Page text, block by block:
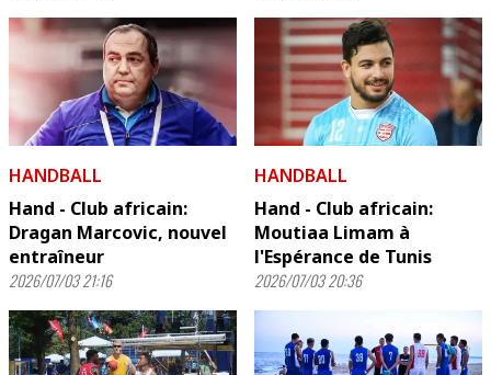
HANDBALL
Hand - Club africain:
Dragan Marcovic, nouvel
entraîneur
2026/07/03 21:16
HANDBALL
Hand - Club africain:
Moutiaa Limam à
l'Espérance de Tunis
2026/07/03 20:36